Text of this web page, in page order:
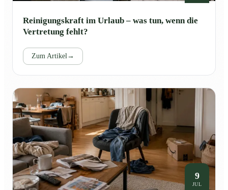
Reinigungskraft im Urlaub – was tun, wenn die
Vertretung fehlt?
Zum Artikel →
9
JUL